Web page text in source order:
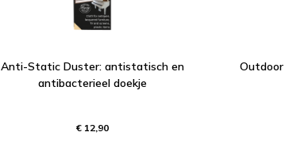
Anti-Static Duster: antistatisch en
antibacterieel doekje
€ 12,90
Outdoor